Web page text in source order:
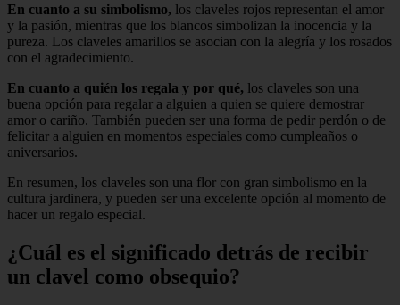
En cuanto a su simbolismo, los claveles rojos representan el amor
y la pasión, mientras que los blancos simbolizan la inocencia y la
pureza. Los claveles amarillos se asocian con la alegría y los rosados
con el agradecimiento.
En cuanto a quién los regala y por qué, los claveles son una
buena opción para regalar a alguien a quien se quiere demostrar
amor o cariño. También pueden ser una forma de pedir perdón o de
felicitar a alguien en momentos especiales como cumpleaños o
aniversarios.
En resumen, los claveles son una flor con gran simbolismo en la
cultura jardinera, y pueden ser una excelente opción al momento de
hacer un regalo especial.
¿Cuál es el significado detrás de recibir
un clavel como obsequio?